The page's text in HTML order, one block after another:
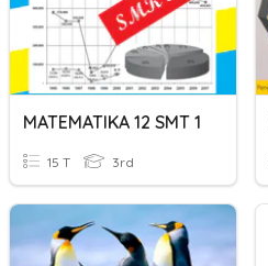
MATEMATIKA 12 SMT 1
15 T 3rd